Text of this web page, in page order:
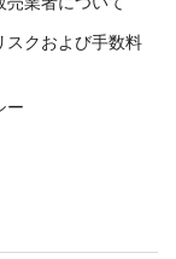
スクおよび手数料
ー